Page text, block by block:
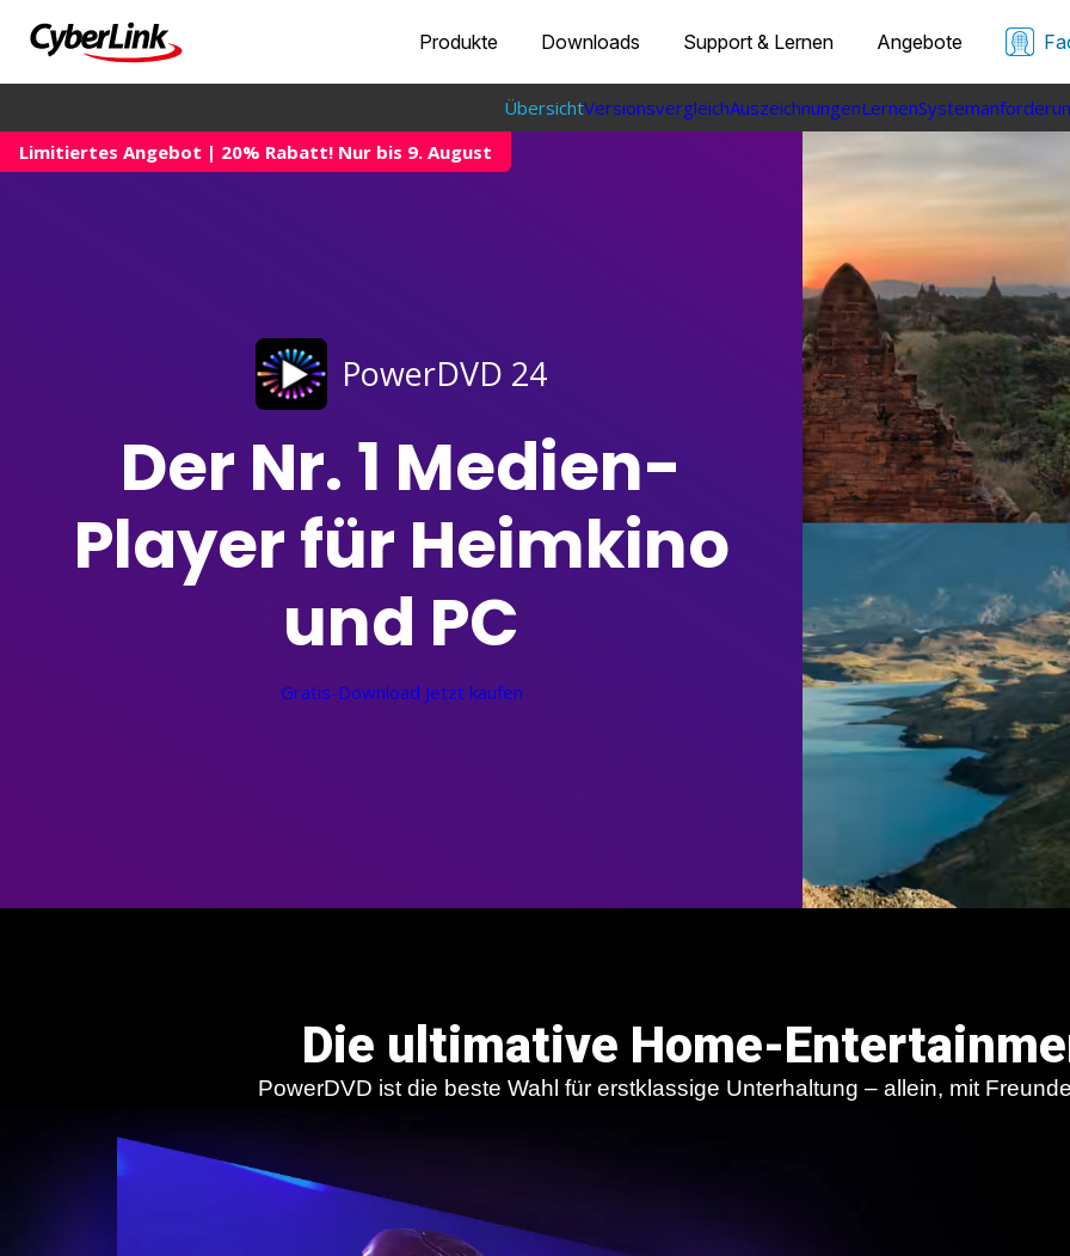
Produkte Downloads Support & Lernen Angebote
ÜbersichtVersionsvergleichAuszeichnungenLernen
Limitiertes Angebot | 20% Rabatt! Nur bis 9. August
PowerDVD 24
Der Nr. 1 Medien-
Player für Heimkino
und PC
Gratis-Download Jetzt kaufen
Die ultimative Home-
PowerDVD ist die beste Wahl für erstklassige Unterhaltung – allein, mit